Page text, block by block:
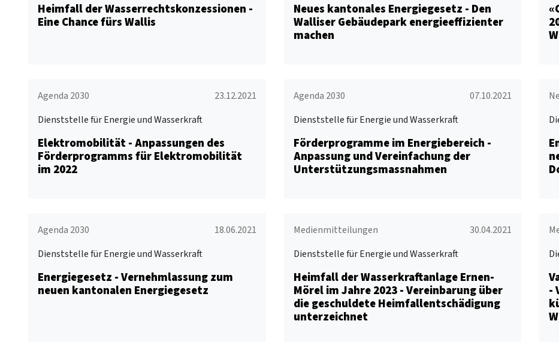
Heimfall der Wasserrechtskonzessionen -
Eine Chance fürs Wallis
Neues kantonales Energiegesetz - Den
Walliser Gebäudepark energieeffizienter
machen
Agenda 2030
23.12.2021
Dienststelle für Energie und Wasserkraft
Elektromobilität - Anpassungen des
Förderprogramms für Elektromobilität
im 2022
Agenda 2030
07.10.2021
Dienststelle für Energie und Wasserkraft
Förderprogramme im Energiebereich -
Anpassung und Vereinfachung der
Unterstützungsmassnahmen
Agenda 2030
18.06.2021
Dienststelle für Energie und Wasserkraft
Energiegesetz - Vernehmlassung zum
neuen kantonalen Energiegesetz
Medienmitteilungen
30.04.2021
Dienststelle für Energie und Wasserkraft
Heimfall der Wasserkraftanlage Ernen-
Mörel im Jahre 2023 - Vereinbarung über
die geschuldete Heimfallentschädigung
unterzeichnet
-